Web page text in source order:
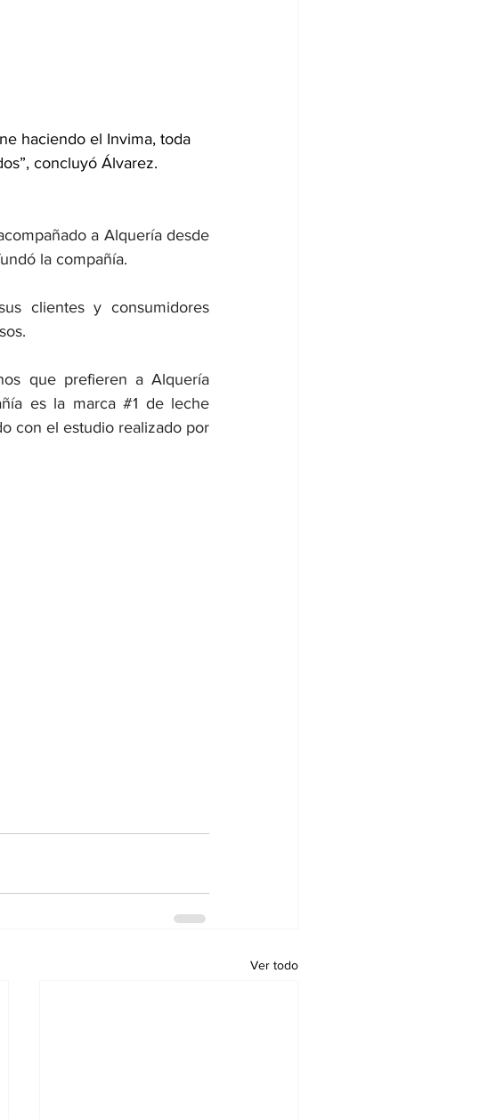
haciendo el Invima, toda
concluyó Álvarez.
a Alquería desde
la compañía.
clientes y consumidores
que prefieren a Alquería
es la marca #1 de leche
con el estudio realizado por
Ver todo